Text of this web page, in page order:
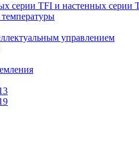
серии TFI и настенных серии
управлением